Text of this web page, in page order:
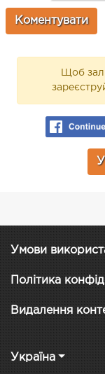
Щоб
Умови
Політика
Видалення
Україна